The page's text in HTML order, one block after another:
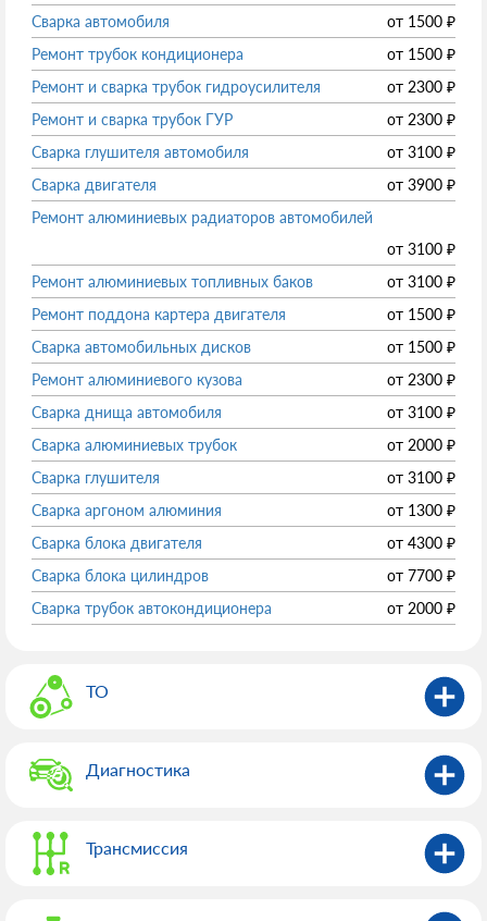
Сварка автомобиля
от 1500 ₽
Ремонт трубок кондиционера
от 1500 ₽
Ремонт и сварка трубок гидроусилителя
от 2300 ₽
Ремонт и сварка трубок ГУР
от 2300 ₽
Сварка глушителя автомобиля
от 3100 ₽
Сварка двигателя
от 3900 ₽
Ремонт алюминиевых радиаторов автомобилей
от 3100 ₽
Ремонт алюминиевых топливных баков
от 3100 ₽
Ремонт поддона картера двигателя
от 1500 ₽
Сварка автомобильных дисков
от 1500 ₽
Ремонт алюминиевого кузова
от 2300 ₽
Сварка днища автомобиля
от 3100 ₽
Сварка алюминиевых трубок
от 2000 ₽
Сварка глушителя
от 3100 ₽
Сварка аргоном алюминия
от 1300 ₽
Сварка блока двигателя
от 4300 ₽
Сварка блока цилиндров
от 7700 ₽
Сварка трубок автокондиционера
от 2000 ₽
ТО
Диагностика
Трансмиссия